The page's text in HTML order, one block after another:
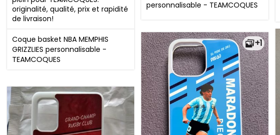
originalité, qualité, prix et rapidité
de livraison!
Coque basket NBA MEMPHIS
GRIZZLIES personnalisable -
TEAMCOQUES
personnalisable - TEAMCOQUES
+1